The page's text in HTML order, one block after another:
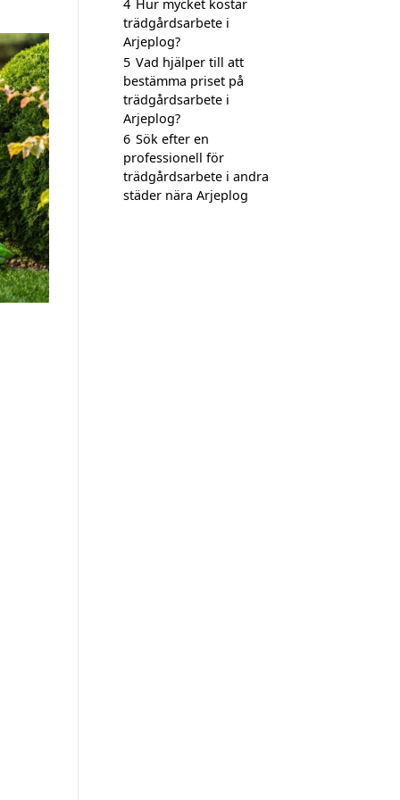
4 Hur mycket kostar
trädgårdsarbete i
Arjeplog?
5 Vad hjälper till att
bestämma priset på
trädgårdsarbete i
Arjeplog?
6 Sök efter en
professionell för
trädgårdsarbete i andra
städer nära Arjeplog